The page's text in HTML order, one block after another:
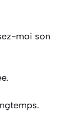
moi son